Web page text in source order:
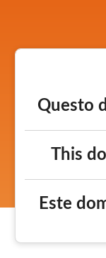
Questo
This
Este